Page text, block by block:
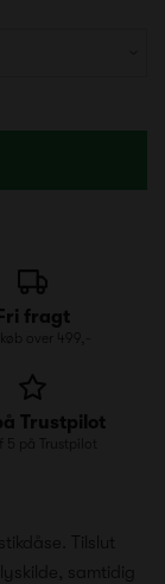
Fri fragt
køb over 499,-
Trustpilot
5 på Trustpilot
Tilslut
samtidig